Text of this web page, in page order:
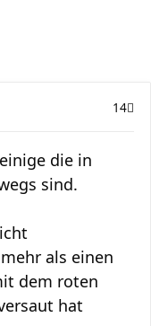
14
die in
sind.
als einen
dem roten
hat